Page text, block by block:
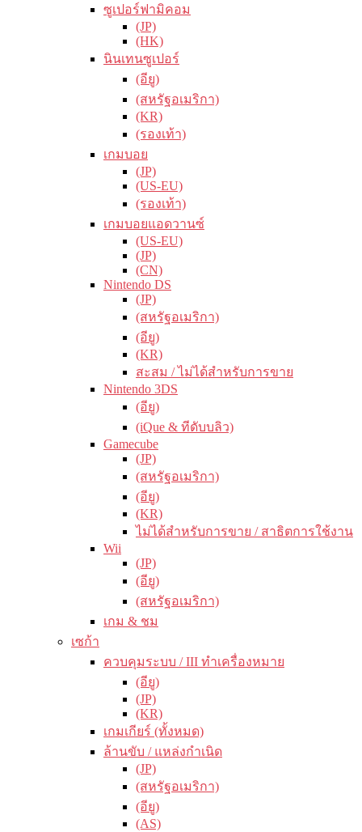
ซูเปอร์ฟามิคอม
(JP)
(HK)
นินเทนซูเปอร์
(อียู)
(สหรัฐอเมริกา)
(KR)
(รองเท้า)
เกมบอย
(JP)
(US-EU)
(รองเท้า)
เกมบอยแอดวานซ์
(US-EU)
(JP)
(CN)
Nintendo DS
(JP)
(สหรัฐอเมริกา)
(อียู)
(KR)
สะสม / ไม่ได้สำหรับการขาย
Nintendo 3DS
(อียู)
(iQue & ทีดับบลิว)
Gamecube
(JP)
(สหรัฐอเมริกา)
(อียู)
(KR)
ไม่ได้สำหรับการขาย / สาธิตการใช้งาน
Wii
(JP)
(อียู)
(สหรัฐอเมริกา)
เกม & ชม
เซก้า
ควบคุมระบบ / III ทำเครื่องหมาย
(อียู)
(JP)
(KR)
เกมเกียร์ (ทั้งหมด)
ล้านขับ / แหล่งกำเนิด
(JP)
(สหรัฐอเมริกา)
(อียู)
(AS)